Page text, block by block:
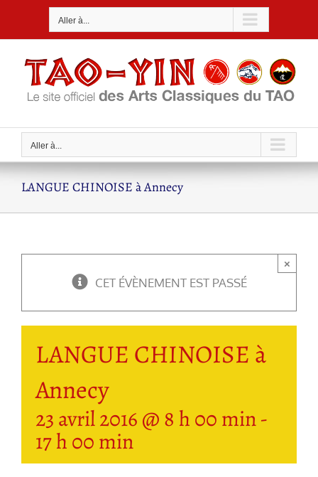
Aller à...
Aller à...
LANGUE CHINOISE à Annecy
CET ÉVÈNEMENT EST PASSÉ
×
LANGUE CHINOISE à
Annecy
23 avril 2016 @ 8 h 00 min-
17 h 00 min